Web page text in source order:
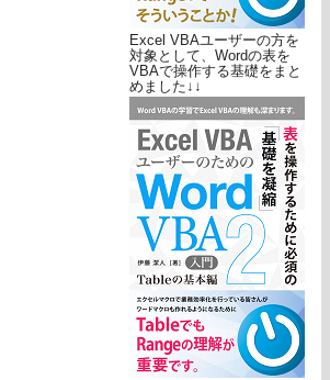
Excel VBAユーザーの方を
対象として、Wordの表を
VBAで操作する基礎をまと
めました↓↓